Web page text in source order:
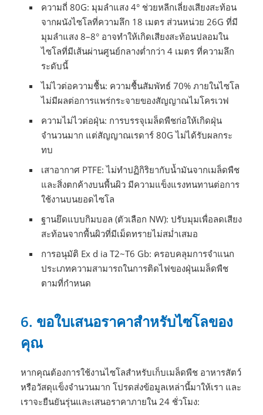
ความถี่ 80G: มุมลำแสง 4° ช่วยหลีกเลี่ยงเสียงสะท้อน
จากผนังไซโลที่ความลึก 18 เมตร ส่วนหน่วย 26G ที่มี
มุมลำแสง 8–8° อาจทำให้เกิดเสียงสะท้อนปลอมใน
ไซโลที่มีเส้นผ่านศูนย์กลางต่ำกว่า 4 เมตร ที่ความลึก
ระดับนี้
ไม่ไวต่อความชื้น: ความชื้นสัมพัทธ์ 70% ภายในไซโล
ไม่มีผลต่อการแพร่กระจายของสัญญาณไมโครเวฟ
ความไม่ไวต่อฝุ่น: การบรรจุเมล็ดพืชก่อให้เกิดฝุ่น
จำนวนมาก แต่สัญญาณเรดาร์ 80G ไม่ได้รับผลกระ
ทบ
เสาอากาศ PTFE: ไม่ทำปฏิกิริยากับน้ำมันจากเมล็ดพืช
และสิ่งตกค้างบนพื้นผิว มีความแข็งแรงทนทานต่อการ
ใช้งานบนยอดไซโล
ฐานยึดแบบกิมบอล (ตัวเลือก NW): ปรับมุมเพื่อลดเสียง
สะท้อนจากพื้นผิวที่มีเม็ดทรายไม่สม่ำเสมอ
การอนุมัติ Ex d ia T2~T6 Gb: ครอบคลุมการจำแนก
ประเภทความสามารถในการติดไฟของฝุ่นเมล็ดพืช
ตามที่กำหนด
6. ขอใบเสนอราคาสำหรับไซโลของ
คุณ
หากคุณต้องการใช้งานไซโลสำหรับเก็บเมล็ดพืช อาหารสัตว์
หรือวัสดุแข็งจำนวนมาก โปรดส่งข้อมูลเหล่านี้มาให้เรา และ
เราจะยืนยันรุ่นและเสนอราคาภายใน 24 ชั่วโมง: